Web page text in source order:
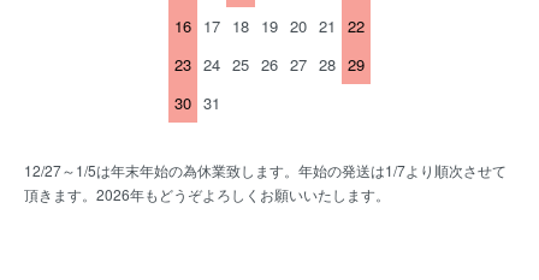
16 17 18 19 20 21
22
23 24 25 26 27 28 29
30 31
12/27～1/5は年末年始の為休業致します。年始の発送は1/7より順次させて
頂きます。2026年もどうぞよろしくお願いいたします。